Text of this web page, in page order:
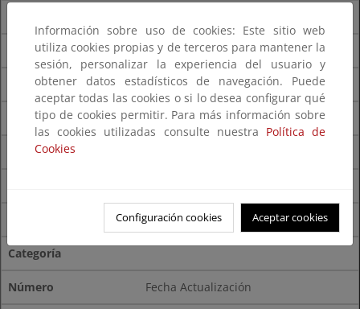
Total
365
Fecha Actualización
Información sobre uso de cookies: Este sitio web
utiliza cookies propias y de terceros para mantener la
sesión, personalizar la experiencia del usuario y
obtener datos estadísticos de navegación. Puede
aceptar todas las cookies o si lo desea configurar qué
tipo de cookies permitir. Para más información sobre
las cookies utilizadas consulte nuestra Política de
Cookies
Configuración cookies Aceptar cookies